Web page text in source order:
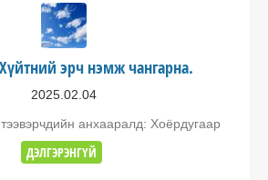
эрч нэмж чангарна.
2025.02.04
анхааралд: Хоёрдугаар
ДЭЛГЭРЭНГҮЙ